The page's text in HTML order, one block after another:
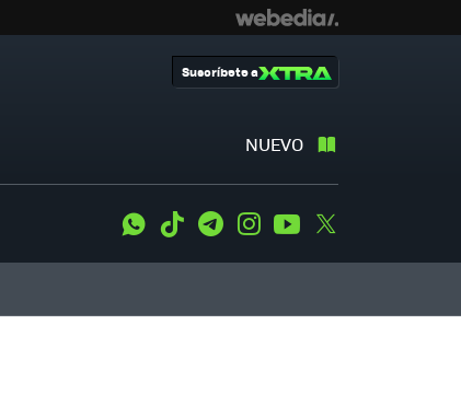
NUEVO
Suscríbete a
WhatsApp
Tiktok TelegramInstagramYoutube